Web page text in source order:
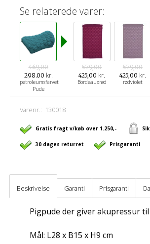
Se relaterede varer:
469,00
298.00 kr.
petroleumsfarvet
Pude
579,00
425,00 kr.
Bordeauxrød
579,00
425,00 kr.
rødviolet
Varenr.: 130018
Gratis fragt v/køb over 1.250,-
30 dages returret Prisgaranti
Beskrivelse Garanti Prisgaranti
Pigpude der giver akupressur
Mål: L28 x B15 x H9 cm